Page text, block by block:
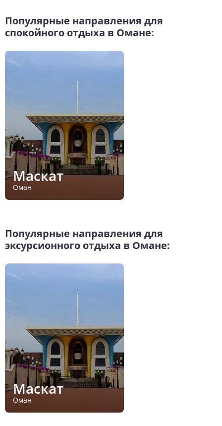
Популярные направления для
спокойного отдыха в Омане:
Маскат
Оман
Популярные направления для
эксурсионного отдыха в Омане:
Маскат
Оман